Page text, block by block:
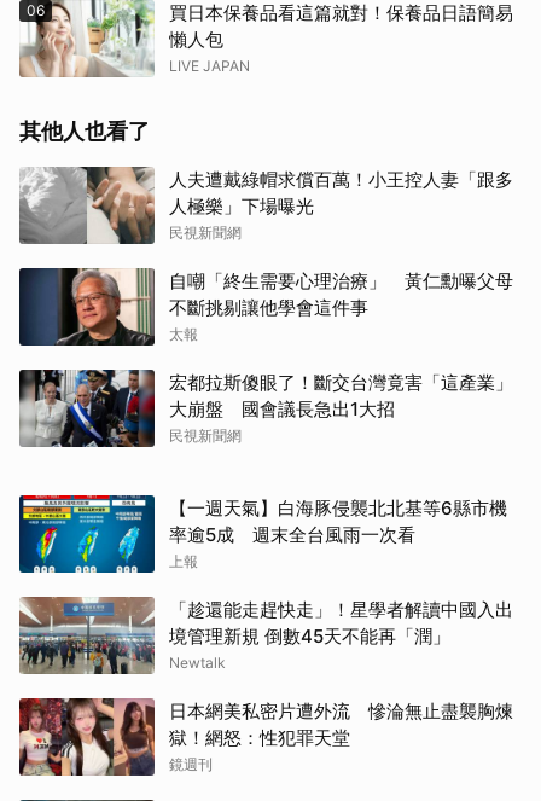
06
買日本保養品看這篇就對！保養品日語簡易
懶人包
LIVE JAPAN
其他人也看了
人夫遭戴綠帽求償百萬！小王控人妻「跟多
人極樂」下場曝光
民視新聞網
自嘲「終生需要心理治療」 黃仁勳曝父母
不斷挑剔讓他學會這件事
太報
宏都拉斯傻眼了！斷交台灣竟害「這產業」
大崩盤 國會議長急出1大招
民視新聞網
【一週天氣】白海豚侵襲北北基等6縣市機
率逾5成 週末全台風雨一次看
上報
「趁還能走趕快走」！星學者解讀中國入出
境管理新規 倒數45天不能再「潤」
Newtalk
日本網美私密片遭外流 慘淪無止盡襲胸煉
獄！網怒：性犯罪天堂
鏡週刊